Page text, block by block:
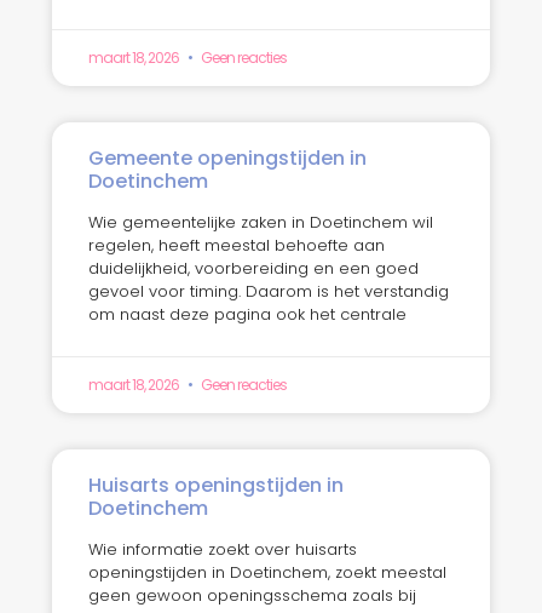
maart 18, 2026 Geen reacties
Gemeente openingstijden in
Doetinchem
Wie gemeentelijke zaken in Doetinchem wil
regelen, heeft meestal behoefte aan
duidelijkheid, voorbereiding en een goed
gevoel voor timing. Daarom is het verstandig
om naast deze pagina ook het centrale
maart 18, 2026 Geen reacties
Huisarts openingstijden in
Doetinchem
Wie informatie zoekt over huisarts
openingstijden in Doetinchem, zoekt meestal
geen gewoon openingsschema zoals bij